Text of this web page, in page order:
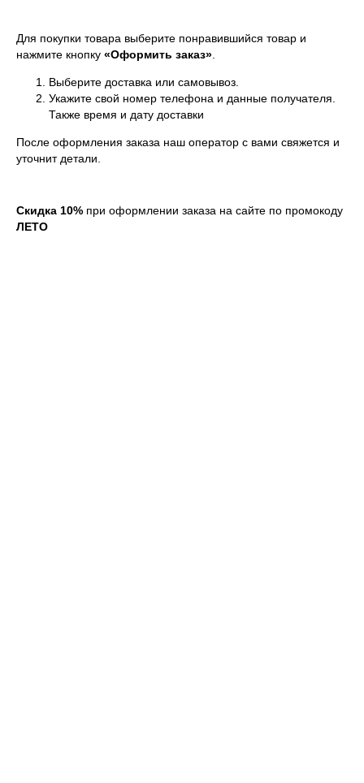
Для покупки товара выберите понравившийся товар и
нажмите кнопку «Оформить заказ»
Выберите доставка или самовывоз.
Укажите свой номер телефона и данные получателя.
Также время и дату доставки
После оформления заказа наш оператор с вами свяжется и
уточнит детали.
Скидка 10% при оформлении заказа на сайте по промокоду
ЛЕТО